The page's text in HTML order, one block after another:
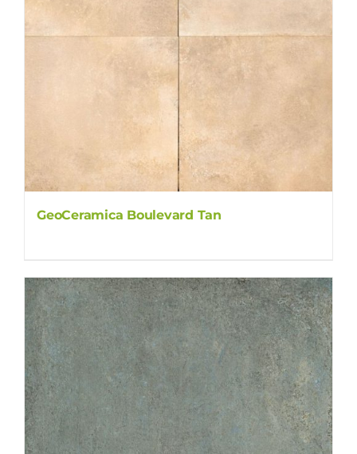
GeoCeramica Boulevard Tan